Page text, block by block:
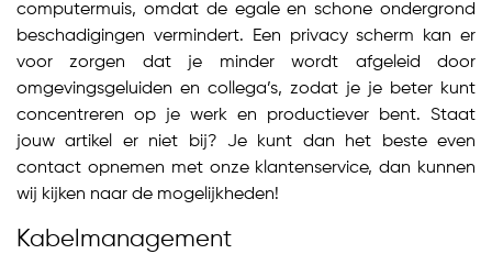
computermuis, omdat de egale en schone ondergrond
beschadigingen vermindert. Een privacy scherm kan er
voor zorgen dat je minder wordt afgeleid door
omgevingsgeluiden en collega’s, zodat je je beter kunt
concentreren op je werk en productiever bent. Staat
jouw artikel er niet bij? Je kunt dan het beste even
contact opnemen met onze klantenservice, dan kunnen
wij kijken naar de mogelijkheden!
Kabelmanagement